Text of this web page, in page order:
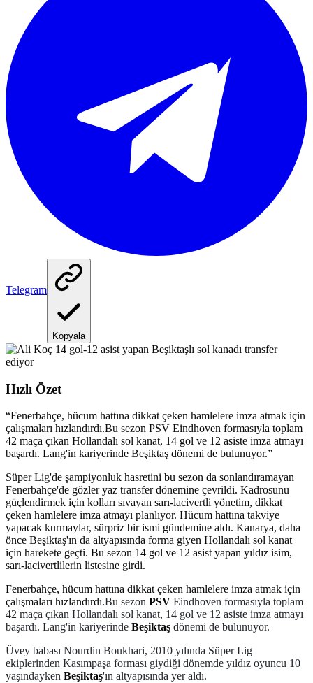
Telegram
Kopyala
Hızlı Özet
“Fenerbahçe, hücum hattına dikkat çeken hamlelere imza atmak için
çalışmaları hızlandırdı.Bu sezon PSV Eindhoven formasıyla toplam
42 maça çıkan Hollandalı sol kanat, 14 gol ve 12 asiste imza atmayı
başardı. Lang'in kariyerinde Beşiktaş dönemi de bulunuyor.”
Süper Lig'de şampiyonluk hasretini bu sezon da sonlandıramayan
Fenerbahçe'de gözler yaz transfer dönemine çevrildi. Kadrosunu
güçlendirmek için kolları sıvayan sarı-lacivertli yönetim, dikkat
çeken hamlelere imza atmayı planlıyor. Hücum hattına takviye
yapacak kurmaylar, sürpriz bir ismi gündemine aldı. Kanarya, daha
önce Beşiktaş'ın da altyapısında forma giyen Hollandalı sol kanat
için harekete geçti. Bu sezon 14 gol ve 12 asist yapan yıldız isim,
sarı-lacivertlilerin listesine girdi.
Fenerbahçe, hücum hattına dikkat çeken hamlelere imza atmak için
çalışmaları hızlandırdı.Bu sezon PSV Eindhoven formasıyla toplam
42 maça çıkan Hollandalı sol kanat, 14 gol ve 12 asiste imza atmayı
başardı. Lang'in kariyerinde Beşiktaş dönemi de bulunuyor.
Üvey babası Nourdin Boukhari, 2010 yılında Süper Lig
ekiplerinden Kasımpaşa forması giydiği dönemde yıldız oyuncu 10
yaşındayken Beşiktaş'ın altyapısında yer aldı.